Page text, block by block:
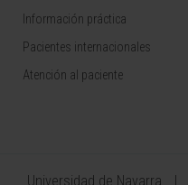
Información práctica
Pacientes internacionales
Atención al paciente
Universidad de Navarra